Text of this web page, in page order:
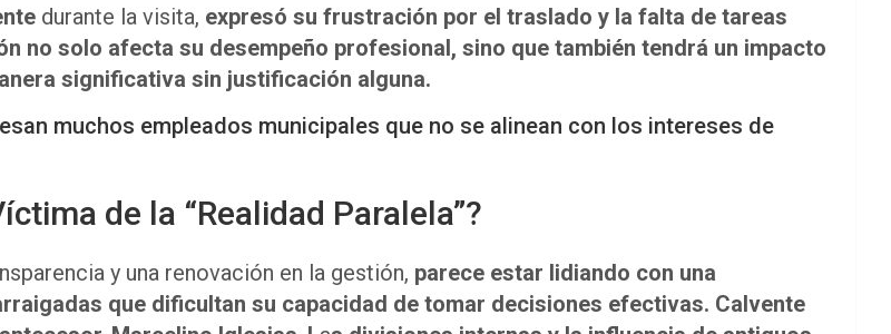
durante la visita, expresó su frustración por el traslado y la falta de tareas
no solo afecta su desempeño profesional, sino que también tendrá un impacto
significativa sin justificación alguna.
muchos empleados municipales que no se alinean con los intereses de
de la “Realidad Paralela”?
y una renovación en la gestión, parece estar lidiando con una
que dificultan su capacidad de tomar decisiones efectivas. Calvente